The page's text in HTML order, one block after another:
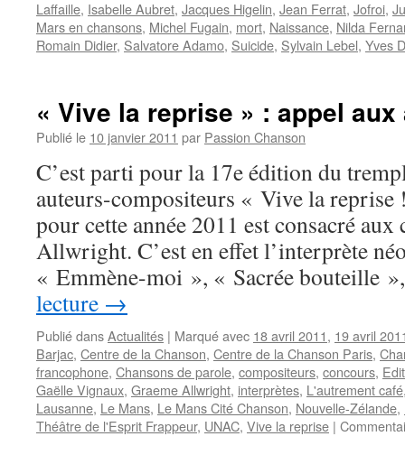
Laffaille, Isabelle Aubret, Jacques Higelin, Jean Ferrat, Jofroi,
Mars en chansons, Michel Fugain, mort, Naissance, Nilda
Romain Didier, Salvatore Adamo, Suicide, Sylvain Lebel, Yves
« Vive la reprise » : appel
Publié le 10 janvier 2011 par Passion Chanson
C’est parti pour la 17e édition du
auteurs-compositeurs « Vive la reprise
pour cette année 2011 est consacré aux
Allwright. C’est en effet l’interprète
« Emmène-moi », « Sacrée bouteille
lecture →
Publié dansActualités | Marqué avec 18 avril 2011, 19 avril
Barjac, Centre de la Chanson, Centre de la Chanson Paris,
francophone, Chansons de parole, compositeurs, concours,
Gaëlle Vignaux, Graeme Allwright, interprètes, L'autrement café
Lausanne, Le Mans, Le Mans Cité Chanson, Nouvelle-Zélande,
Théâtre de l'Esprit Frappeur, UNAC, Vive la reprise |